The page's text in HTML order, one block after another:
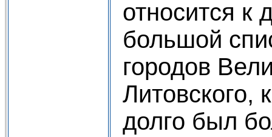
относится
большой
городов
Литовского,
долго был